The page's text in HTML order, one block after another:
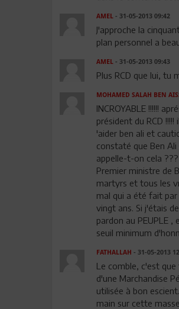
AMEL- 31-05-2013 09:42
J'approche la
plan personnel a
AMEL- 31-05-2013 09:43
Plus RCD que lui, tu
MOHAMED SALAH BEN
INCROYABLE !!!!!!
président du RCD
'aider ben ali et
constaté que Ben
appelle-t-on cela
Premier ministre de
martyrs et tous les
mal qui a été fait
vingt ans. Si j'étais
pardon au PEUPLE ,
seuil minimum
FATHALLAH - 31-05-2013
Le comble, c'est
d'une Marchandise
utilisée à bon
main sur cette